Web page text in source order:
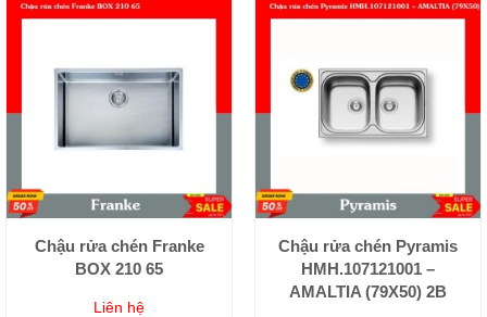
Chậu rửa chén Franke
BOX 210 65
Liên hệ
Chậu rửa chén Pyramis
HMH.107121001 –
AMALTIA (79X50) 2B